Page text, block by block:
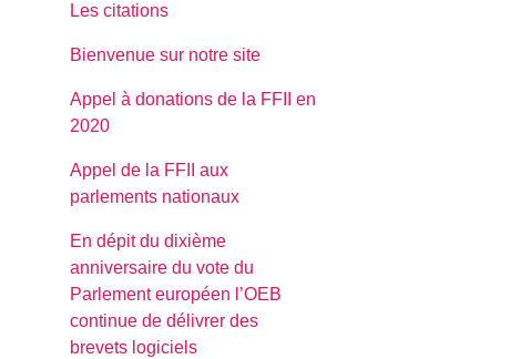
Les citations
Bienvenue sur notre site
Appel à donations de la FFII en
2020
Appel de la FFII aux
parlements nationaux
En dépit du dixième
anniversaire du vote du
Parlement européen l’OEB
continue de délivrer des
brevets logiciels